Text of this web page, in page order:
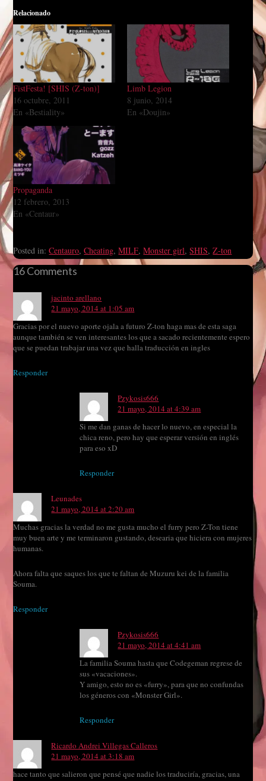
Relacionado
FistFesta! [SHIS (Z-ton)]
16 octubre, 2011
En «Bestiality»
Limb Legion
8 junio, 2014
En «Doujin»
Propaganda
12 febrero, 2013
En «Centaur»
Posted in:Centauro,Cheating,MILF,Monster girl,SHIS,Z-ton
16 Comments
jacinto arellano
21 mayo, 2014 at 1:05 am
Gracias por el nuevo aporte ojala a futuro Z-ton haga mas de esta saga
aunque también se ven interesantes los que a sacado recientemente espero
que se puedan trabajar una vez que halla traducción en ingles
Responder
Pzykosis666
21 mayo, 2014 at 4:39 am
Si me dan ganas de hacer lo nuevo, en especial la
chica reno, pero hay que esperar versión en inglés
para eso xD
Responder
Leunades
21 mayo, 2014 at 2:20 am
Muchas gracias la verdad no me gusta mucho el furry pero Z-Ton tiene
muy buen arte y me terminaron gustando, desearia que hiciera con mujeres
humanas.
Ahora falta que saques los que te faltan de Muzuru kei de la familia
Souma.
Responder
Pzykosis666
21 mayo, 2014 at 4:41 am
La familia Souma hasta que Codegeman regrese de
sus «vacaciones».
Y amigo, esto no es «furry», para que no confundas
los géneros con «Monster Girl».
Responder
Ricardo Andrei Villegas Calleros
21 mayo, 2014 at 3:18 am
hace tanto que salieron que pensé que nadie los traduciría, gracias, una